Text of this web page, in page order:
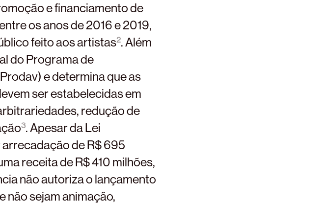
e financiamento de
os anos de 2016 e 2019,
feito aos artistas2. Além
do Programa de
e determina que as
ser estabelecidas em
redução de
3. Apesar da Lei
de R$ 695
receita de R$ 410 milhões,
não autoriza o lançamento
não sejam animação,